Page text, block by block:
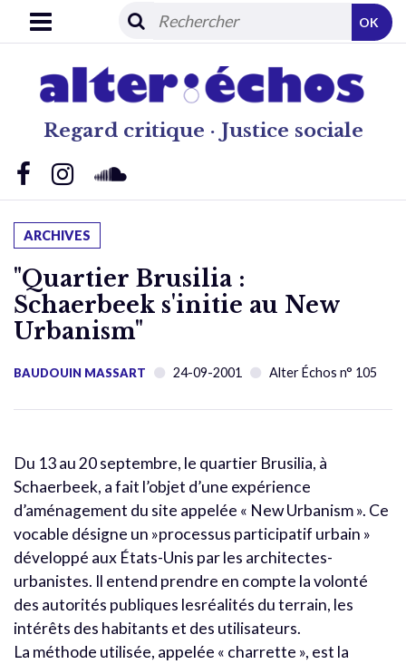
Regard critique · Justice sociale
OK
ARCHIVES
"Quartier Brusilia :
Schaerbeek s'initie au New
Urbanism"
BAUDOUIN MASSART 24-09-2001 Alter Échos n° 105
Du 13 au 20 septembre, le quartier Brusilia, à
Schaerbeek, a fait l’objet d’une expérience
d’aménagement du site appelée « New Urbanism ». Ce
vocable désigne un »processus participatif urbain »
développé aux États-Unis par les architectes-
urbanistes. Il entend prendre en compte la volonté
des autorités publiques lesréalités du terrain, les
intérêts des habitants et des utilisateurs.
La méthode utilisée, appelée « charrette », est la